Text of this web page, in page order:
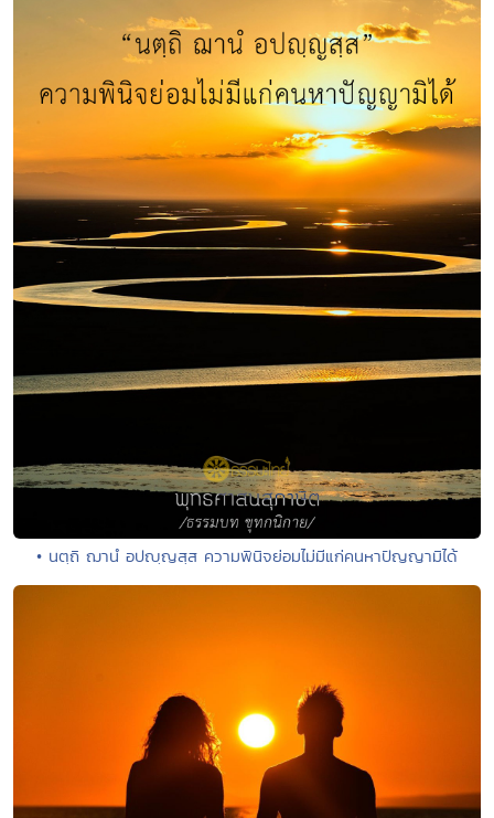
• นตฺถิ ฌานํ อปญฺญสฺส ความพินิจย่อมไม่มีแก่คนหาปัญญามิได้